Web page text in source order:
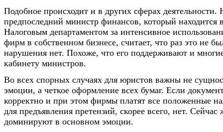
Подобное происходит и в других сферах
предпоследний министр финансов, который находится
Налоговым департаментом за интенсивное
фирм в собственном бизнесе, считает, что раз это не
нарушения нет. Похоже, что его поддерживают и
кабинету министров.
Во всех спорных случаях для юристов важны не
эмоции, а четкое оформление всех бумаг. Если
корректно и при этом фирмы платят все положенные
для предъявления претензий, скорее всего, нет. Сейчас
доминируют в основном эмоции.